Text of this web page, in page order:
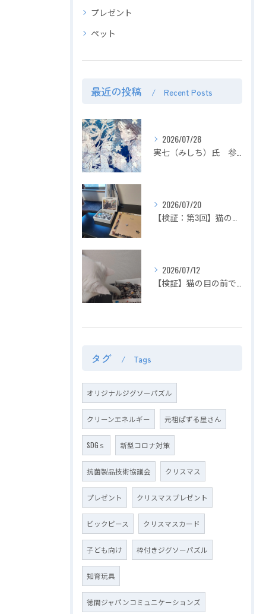
プレゼント
ペット
最近の投稿 Recent Posts
2026/07/28
2026/07/20
2026/07/12
タグ Tags
オリジナルジグソーパズル
クリーンエネルギー 元祖ぱずる屋さん
SDGｓ 新型コロナ対策
抗菌製品技術協議会 クリスマス
プレゼント クリスマスプレゼント
ビックピース クリスマスカード
子ども向け 枠付きジグソーパズル
知育玩具
徳間ジャパンコミュニケーションズ